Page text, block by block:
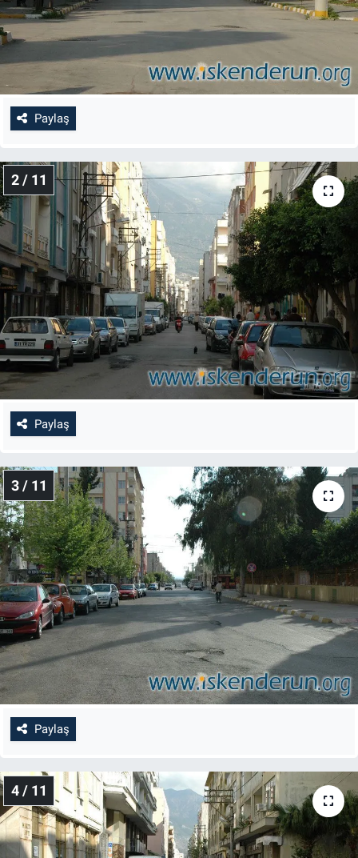
Paylaş
2 / 11
Paylaş
3 / 11
Paylaş
4 / 11